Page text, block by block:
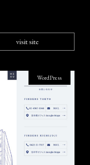
visit site
WordPress